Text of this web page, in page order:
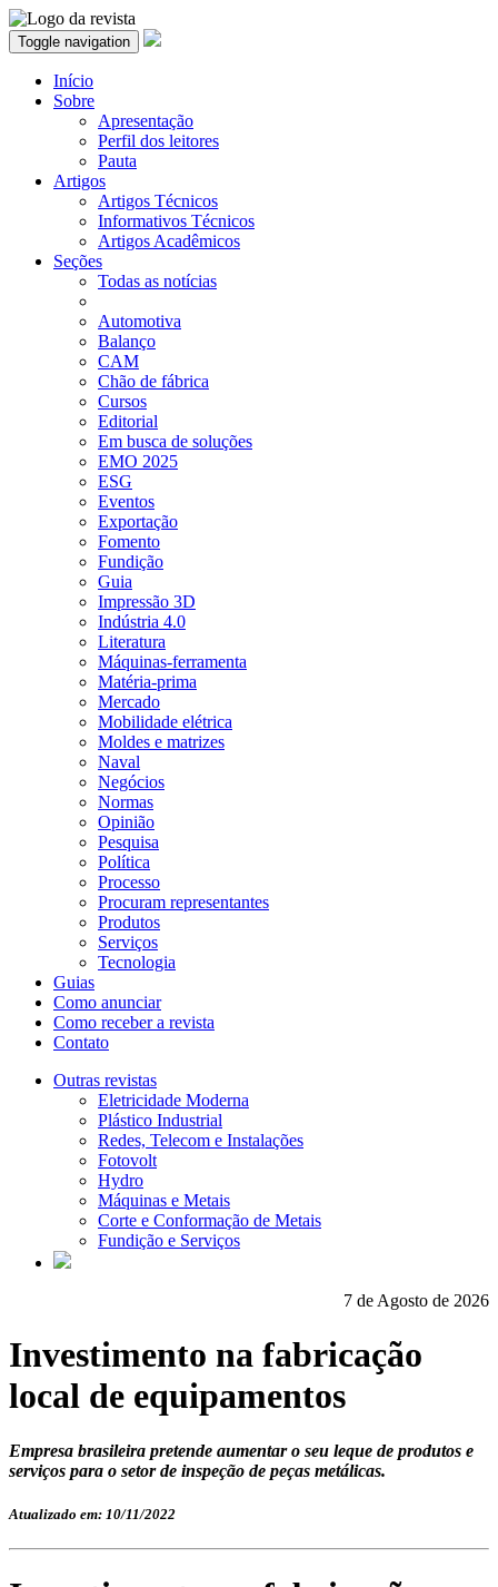
Toggle navigation
Início
Sobre
Apresentação
Perfil dos leitores
Pauta
Artigos
Artigos Técnicos
Informativos Técnicos
Artigos Acadêmicos
Seções
Todas as notícias
Automotiva
Balanço
CAM
Chão de fábrica
Cursos
Editorial
Em busca de soluções
EMO 2025
ESG
Eventos
Exportação
Fomento
Fundição
Guia
Impressão 3D
Indústria 4.0
Literatura
Máquinas-ferramenta
Matéria-prima
Mercado
Mobilidade elétrica
Moldes e matrizes
Naval
Negócios
Normas
Opinião
Pesquisa
Política
Processo
Procuram representantes
Produtos
Serviços
Tecnologia
Guias
Como anunciar
Como receber a revista
Contato
Outras revistas
Eletricidade Moderna
Plástico Industrial
Redes, Telecom e Instalações
Fotovolt
Hydro
Máquinas e Metais
Corte e Conformação de Metais
Fundição e Serviços
7 de Agosto de 2026
Investimento na fabricação
local de equipamentos
Empresa brasileira pretende aumentar o seu leque de produtos e
serviços para o setor de inspeção de peças metálicas.
Atualizado em: 10/11/2022